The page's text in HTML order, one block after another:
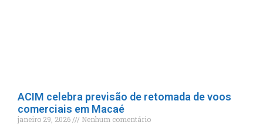
ACIM celebra previsão de retomada de voos
comerciais em Macaé
janeiro 29, 2026
Nenhum comentário